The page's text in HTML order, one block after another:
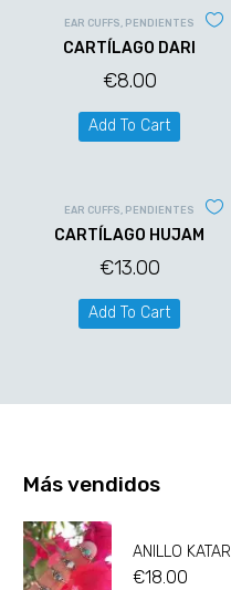
EAR CUFFS, PENDIENTES
CARTÍLAGO DARI
€8.00
Add To Cart
EAR CUFFS, PENDIENTES
CARTÍLAGO HUJAM
€13.00
Add To Cart
Más vendidos
ANILLO KATAR
€18.00